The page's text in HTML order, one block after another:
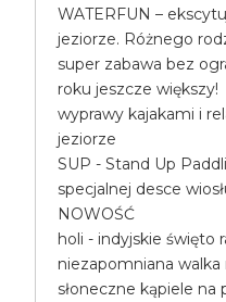
WATERFUN –
jeziorze. Różnego
super zabawa bez
roku jeszcze większy!
wyprawy kajakami i
jeziorze
SUP - Stand Up
specjalnej desce
NOWOŚĆ
holi - indyjskie święto
niezapomniana
słoneczne kąpiele na